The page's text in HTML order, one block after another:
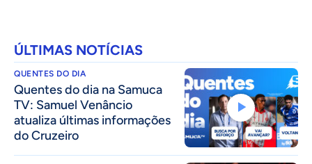
ÚLTIMAS NOTÍCIAS
QUENTES DO DIA
Quentes do dia na Samuca
TV: Samuel Venâncio
atualiza últimas informações
do Cruzeiro